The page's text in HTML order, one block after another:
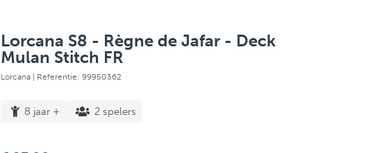
Lorcana S8 - Règne de Jafar - Deck
Mulan Stitch FR
Lorcana | Referentie: 99950362
8 jaar + 2 spelers